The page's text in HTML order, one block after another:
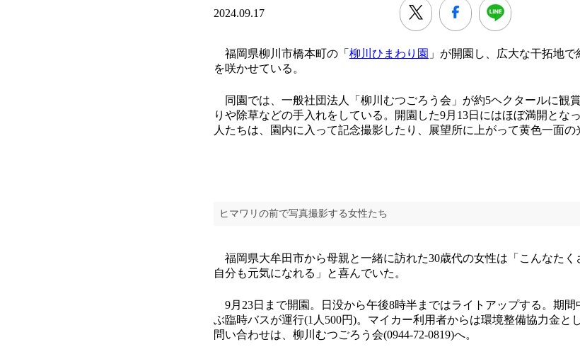
2024.09.17
福岡県柳川市橋本町の「 柳川ひまわり園 」が開園し、広大な干拓地
を咲かせている。
同園では、一般社団法人「柳川むつごろう会」が約5ヘクタールに観
りや除草などの手入れをしている。開園した9月13日にはほぼ満開とな
人たちは、園内に入って記念撮影したり、展望所に上がって黄色一面の
ヒマワリの前で写真撮影する女性たち
福岡県大牟田市から母親と一緒に訪れた30歳代の女性は「こんなたく
自分も元気になれる」と喜んでいた。
9月23日まで開園。日没から午後8時半まではライトアップする。期
ぶ臨時バスが運行(1人500円)。マイカー利用者からは環境整備協力金と
問い合わせは、柳川むつごろう会(0944-72-0819)へ。